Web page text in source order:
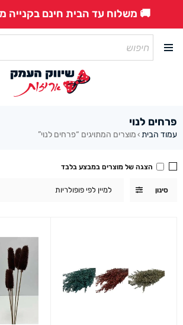
🚚 משלוח עד הבית חינם בקנייה מעל
פרחים לנוי
עמוד הבית › מוצרים המתויגים “פרחים לנוי”
סינון למיין לפי פופולריות
הצגה של מוצרים במבצע בלבד